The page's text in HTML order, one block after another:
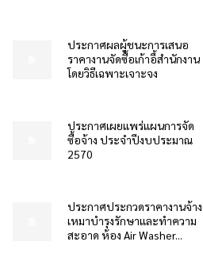
ประกาศผลผู้ชนะการเสนอ
ราคางานจัดซื้อเก้าอี้สำนักงาน
โดยวิธีเฉพาะเจาะจง
ประกาศเผยแพร่แผนการจัด
ซื้อจ้าง ประจำปีงบประมาณ
2570
ประกาศประกวดราคางานจ้าง
เหมาบำรุงรักษาและทำความ
สะอาด ห้อง Air Washer...